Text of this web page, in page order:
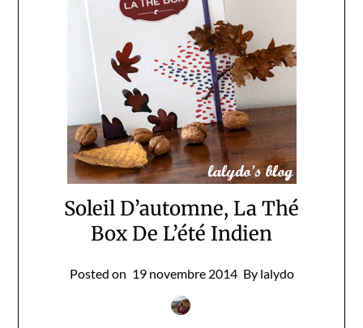
Soleil D’automne, La Thé
Box De L’été Indien
Posted on 19 novembre 2014 By lalydo